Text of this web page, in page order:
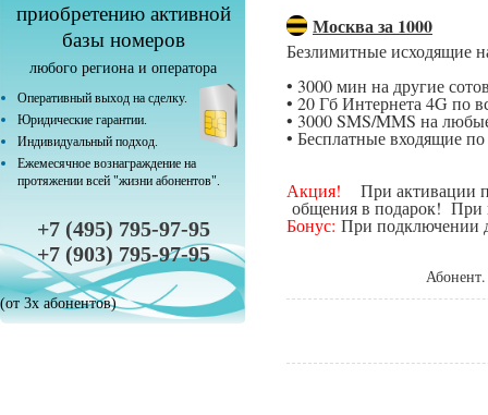
приобретению активной
базы номеров
любого региона и оператора
Оперативный выход на сделку.
Юридические гарантии.
Индивидуальный подход.
Ежемесячное вознаграждение на
протяжении всей "жизни абонентов".
+7 (495) 795-97-95
+7 (903) 795-97-95
(от 3х абонентов)
Москва за 1000
Безлимитные исходящие
• 3000 мин на другие
• 20 Гб Интернета 4G по
• 3000 SMS/MMS на
• Бесплатные входящие
Акция! При активации
общения в подарок! При
Бонус: При подключении